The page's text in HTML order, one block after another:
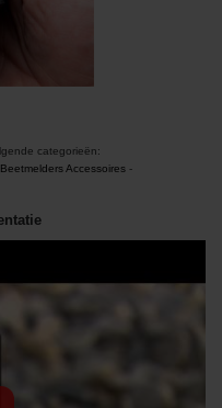
categorieën:
Beetmelders Accessoires-